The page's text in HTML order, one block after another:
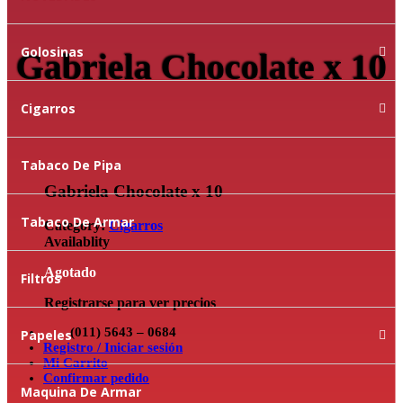
Golosinas
Cigarros
Tabaco De Pipa
Tabaco De Armar
Filtros
Papeles
Maquina De Armar
Gabriela Chocolate x 10
Gabriela Chocolate x 10
Category:Cigarros
Availablity
Agotado
Registrarse para ver precios
(011) 5643 – 0684
Registro / Iniciar sesión
Mi Carrito
Confirmar pedido